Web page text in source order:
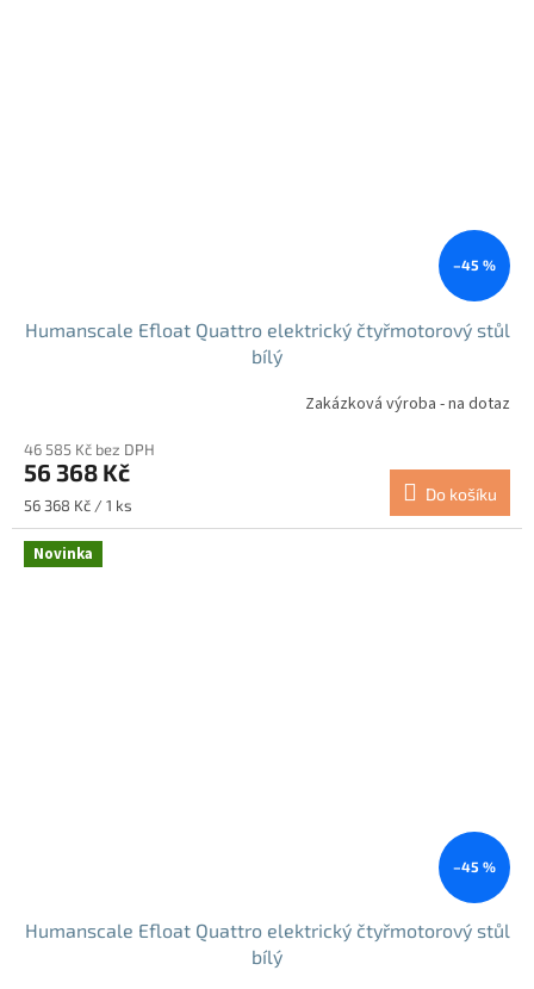
–45 %
Humanscale Efloat Quattro elektrický čtyřmotorový stůl
bílý
Zakázková výroba - na dotaz
46 585 Kč bez DPH
56 368 Kč
Měrná
cena:
56 368 Kč / 1 ks
Do košíku
Novinka
–45 %
Humanscale Efloat Quattro elektrický čtyřmotorový stůl
bílý